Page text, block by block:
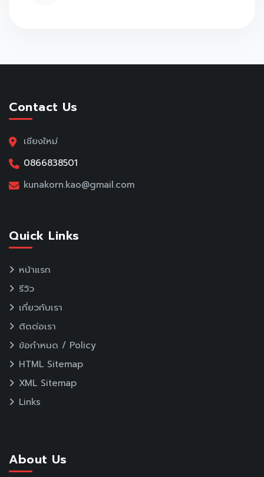
Contact Us
เชียงใหม่
0866838501
kunakorn.kao@gmail.com
Quick Links
หน้าแรก
รีวิว
เกี่ยวกับเรา
ติดต่อเรา
ข้อกำหนด / Policy
HTML Sitemap
XML Sitemap
Links
About Us